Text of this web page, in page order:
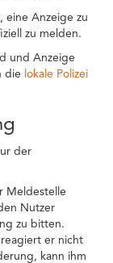
eine Anzeige zu
zu melden.
und Anzeige
die lokale Polizei
der
Meldestelle
Nutzer
zu bitten.
er nicht
kann ihm